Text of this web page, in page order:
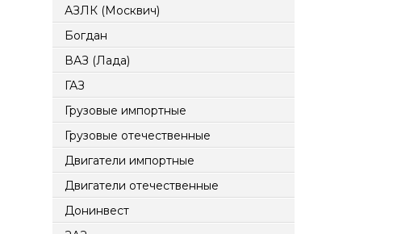
АЗЛК (Москвич)
Богдан
ВАЗ (Лада)
ГАЗ
Грузовые импортные
Грузовые отечественные
Двигатели импортные
Двигатели отечественные
Донинвест